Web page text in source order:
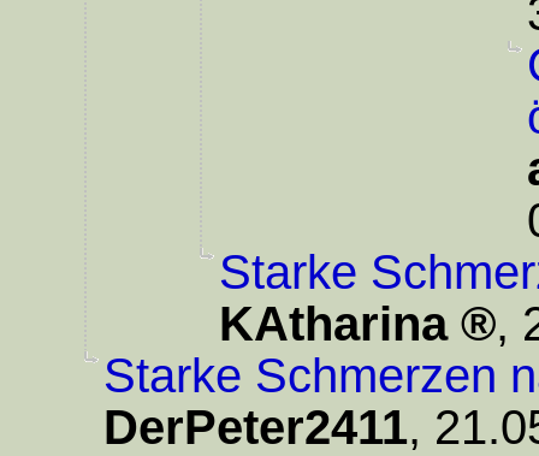
Starke
KAtharina
,
Starke Schmerzen
DerPeter2411,